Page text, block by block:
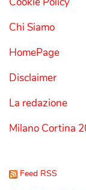
Chi Siamo
HomePage
Disclaimer
La redazione
Milano Cortina
Feed RSS